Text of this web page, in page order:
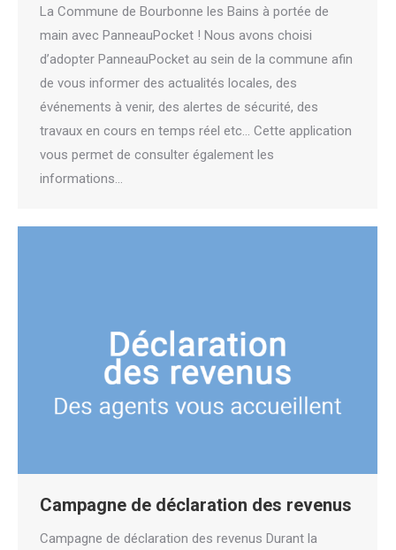
La Commune de Bourbonne les Bains à portée de
main avec PanneauPocket ! Nous avons choisi
d’adopter PanneauPocket au sein de la commune afin
de vous informer des actualités locales, des
événements à venir, des alertes de sécurité, des
travaux en cours en temps réel etc… Cette application
vous permet de consulter également les
informations…
Campagne de déclaration des revenus
Campagne de déclaration des revenus Durant la